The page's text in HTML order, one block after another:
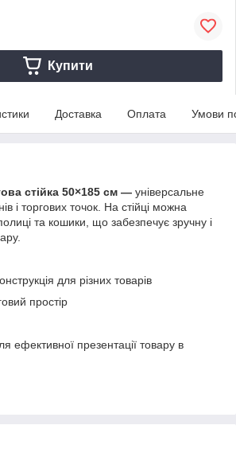
Купити
Доставка Оплата Умови
стійка 50×185 см — універсальне
і торгових точок. На стійці можна
та кошики, що забезпечує зручну і
для різних товарів
простір
ефективної презентації товару в